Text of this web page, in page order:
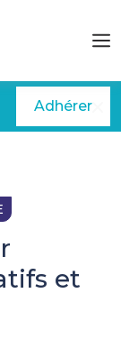
Adhérer
et